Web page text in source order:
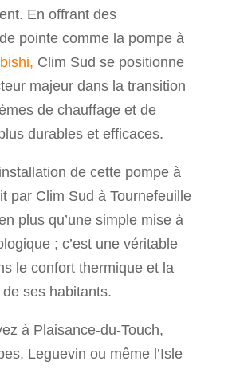
En offrant des
pointe comme la pompe à
Clim Sud se positionne
majeur dans la transition
de chauffage et de
durables et efficaces.
de cette pompe à
par Clim Sud à Tournefeuille
plus qu’une simple mise à
; c’est une véritable
le confort thermique et la
ses habitants.
à Plaisance-du-Touch,
Leguevin ou même l’Isle